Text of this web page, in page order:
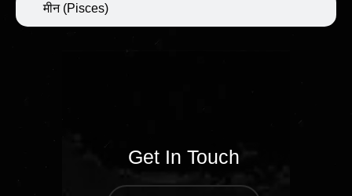
मीन (Pisces)
Get In Touch